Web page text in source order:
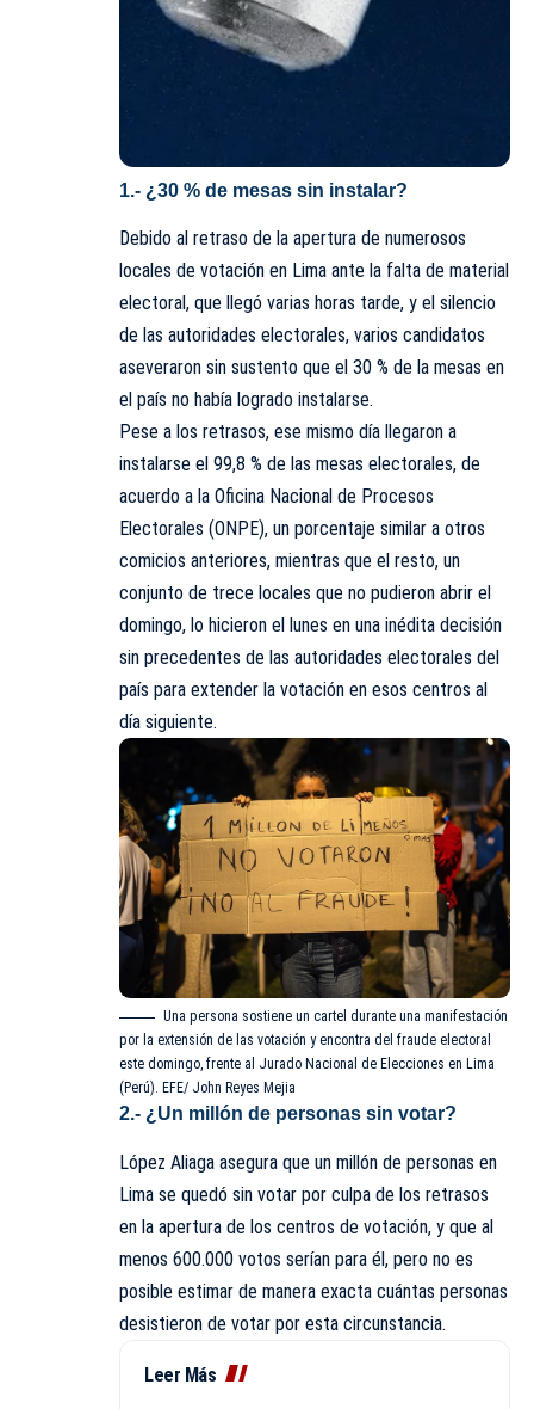
1.- ¿30 % de mesas sin instalar?
Debido al retraso de la apertura de numerosos
locales de votación en Lima ante la falta de material
electoral, que llegó varias horas tarde, y el silencio
de las autoridades electorales, varios candidatos
aseveraron sin sustento que el 30 % de la mesas en
el país no había logrado instalarse.
Pese a los retrasos, ese mismo día llegaron a
instalarse el 99,8 % de las mesas electorales, de
acuerdo a la Oficina Nacional de Procesos
Electorales (ONPE), un porcentaje similar a otros
comicios anteriores, mientras que el resto, un
conjunto de trece locales que no pudieron abrir el
domingo, lo hicieron el lunes en una inédita decisión
sin precedentes de las autoridades electorales del
país para extender la votación en esos centros al
día siguiente.
Una persona sostiene un cartel durante una manifestación
por la extensión de las votación y encontra del fraude electoral
este domingo, frente al Jurado Nacional de Elecciones en Lima
(Perú). EFE/ John Reyes Mejia
2.- ¿Un millón de personas sin votar?
López Aliaga asegura que un millón de personas en
Lima se quedó sin votar por culpa de los retrasos
en la apertura de los centros de votación, y que al
menos 600.000 votos serían para él, pero no es
posible estimar de manera exacta cuántas personas
desistieron de votar por esta circunstancia.
Leer Más